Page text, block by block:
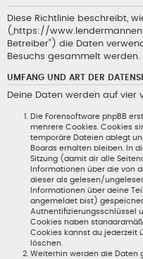
Diese Richtlinie beschreibt,
(„https://
Betreiber“) die Daten
Besuchs gesammelt werden.
UMFANG UND ART DER
Deine Daten werden auf
Die Forensoftware phpBB
mehrere Cookies. Cookies
temporäre Dateien ablegt
Boards erhalten bleiben. In
Sitzung (damit dir alle
Informationen über die von
dieser als gelesen/
Informationen über deine
angemeldet bist)
Authentifizierungsschlüssel
Cookies haben
Cookies kannst du jederzeit
löschen.
Weiterhin werden die Daten